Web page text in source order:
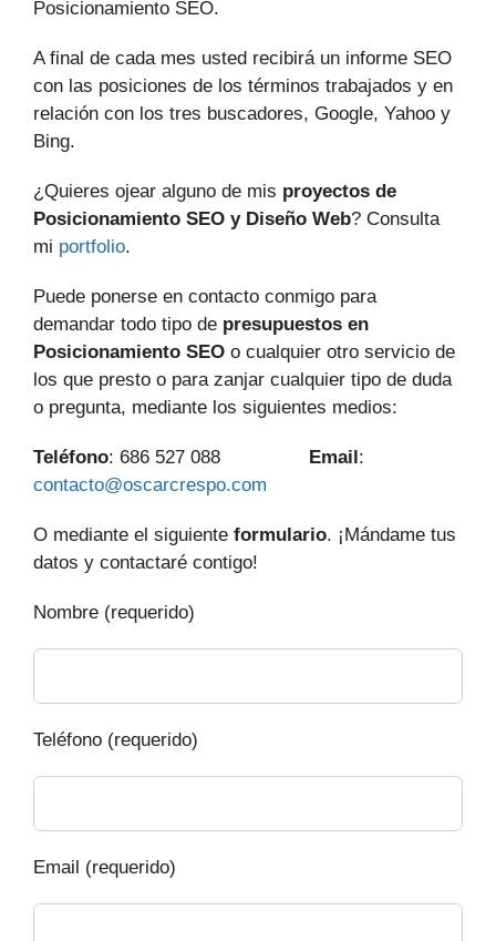
Posicionamiento SEO.
A final de cada mes usted recibirá un informe SEO
con las posiciones de los términos trabajados y en
relación con los tres buscadores, Google, Yahoo y
Bing.
¿Quieres ojear alguno de mis proyectos de
Posicionamiento SEO y Diseño Web? Consulta
mi portfolio.
Puede ponerse en contacto conmigo para
demandar todo tipo de presupuestos en
Posicionamiento SEO o cualquier otro servicio de
los que presto o para zanjar cualquier tipo de duda
o pregunta, mediante los siguientes medios:
Teléfono: 686 527 088 Email :
contacto@oscarcrespo.com
O mediante el siguiente formulario. ¡Mándame tus
datos y contactaré contigo!
Nombre (requerido)
Teléfono (requerido)
Email (requerido)